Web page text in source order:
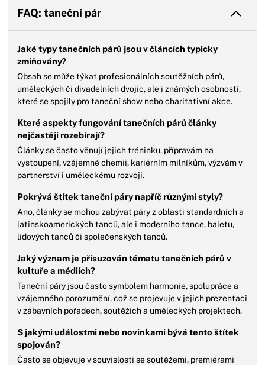
FAQ: taneční pár
Jaké typy tanečních párů jsou v článcích typicky
zmiňovány?
Obsah se může týkat profesionálních soutěžních párů,
uměleckých či divadelních dvojic, ale i známých osobností,
které se spojily pro taneční show nebo charitativní akce.
Které aspekty fungování tanečních párů články
nejčastěji rozebírají?
Články se často věnují jejich tréninku, přípravám na
vystoupení, vzájemné chemii, kariérním milníkům, výzvám v
partnerství i uměleckému rozvoji.
Pokrývá štítek taneční páry napříč různými styly?
Ano, články se mohou zabývat páry z oblasti standardních a
latinskoamerických tanců, ale i moderního tance, baletu,
lidových tanců či společenských tanců.
Jaký význam je přisuzován tématu tanečních párů v
kultuře a médiích?
Taneční páry jsou často symbolem harmonie, spolupráce a
vzájemného porozumění, což se projevuje v jejich prezentaci
v zábavních pořadech, soutěžích a uměleckých projektech.
S jakými událostmi nebo novinkami bývá tento štítek
spojován?
Často se objevuje v souvislosti se soutěžemi, premiérami